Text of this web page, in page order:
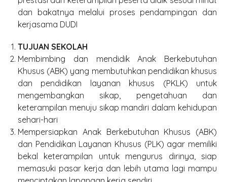
dan bakatnya melalui proses pendampingan dan
kerjasama DUDI
TUJUAN SEKOLAH
Membimbing dan mendidik Anak Berkebutuhan
Khusus (ABK) yang membutuhkan pendidikan khusus
dan pendidikan layanan khusus (PKLK) untuk
mengembangkan sikap, pengetahuan dan
keterampilan menuju sikap mandiri dalam kehidupan
sehari-hari
Mempersiapkan Anak Berkebutuhan Khusus (ABK)
dan Pendidikan Layanan Khusus (PLK) agar memiliki
bekal keterampilan untuk mengurus dirinya, siap
memasuki pasar kerja dan lebih utama lagi mampu